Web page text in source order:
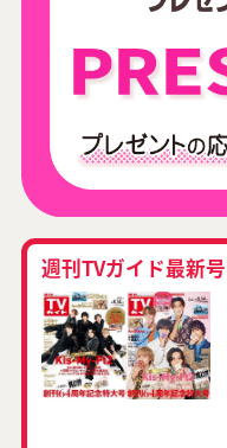
週刊TVガイド最新号